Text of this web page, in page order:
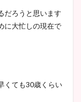
だろうと思います
に大忙しの現在で
くても30歳くらい